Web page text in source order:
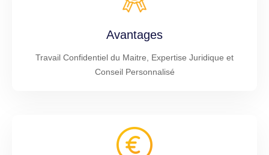
Avantages
Travail Confidentiel du Maitre, Expertise Juridique et
Conseil Personnalisé